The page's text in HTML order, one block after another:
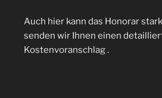
Auch hier kann das Honorar
senden wir Ihnen einen
Kostenvoranschlag .